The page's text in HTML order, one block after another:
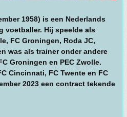
1958) is een Nederlands
voetballer. Hij speelde als
FC Groningen, Roda JC,
was als trainer onder andere
Groningen en PEC Zwolle.
Cincinnati, FC Twente en FC
2023 een contract tekende